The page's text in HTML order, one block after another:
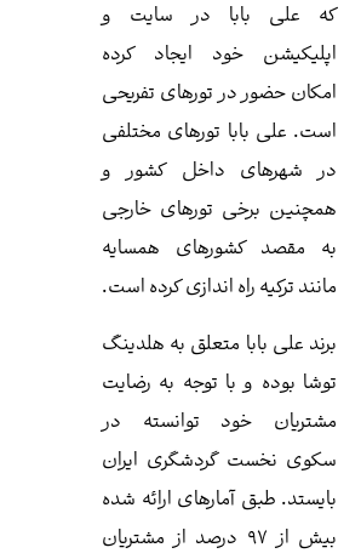
در سایت و
ایجاد کرده
تفریحی
مختلفی
کشور و
خارجی
همسایه
کرده است.
به هلدینگ
توجه به رضایت
توانسته در
ایران
ارائه شده
۹۷ درصد از مشتریان